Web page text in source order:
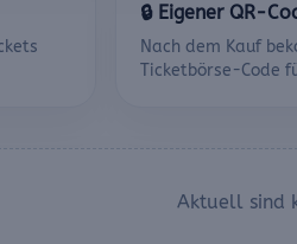
🔒 Eigener QR-
Nach dem Kauf
Ticketbörse-Code
Aktuell sind